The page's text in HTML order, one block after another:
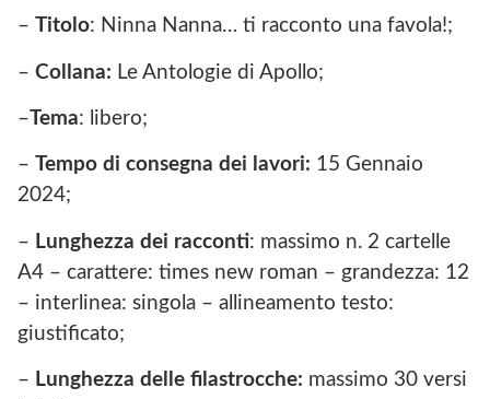
– Titolo: Ninna Nanna… ti racconto una favola!;
– Collana: Le Antologie di Apollo;
–Tema: libero;
– Tempo di consegna dei lavori: 15 Gennaio
2024;
– Lunghezza dei racconti: massimo n. 2 cartelle
A4 – carattere: times new roman – grandezza: 12
– interlinea: singola – allineamento testo:
giustificato;
– Lunghezza delle filastrocche: massimo 30 versi